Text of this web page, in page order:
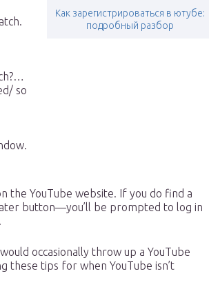
Как зарегистрироваться в ютубе:
подробный разбор
so
the YouTube website. If you do find a
button—you’ll be prompted to log in
occasionally throw up a YouTube
these tips for when YouTube isn’t